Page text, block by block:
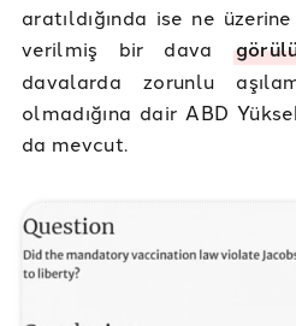
aratıldığında ise ne
verilmiş bir dava
davalarda zorunlu
olmadığına dair ABD
da mevcut.